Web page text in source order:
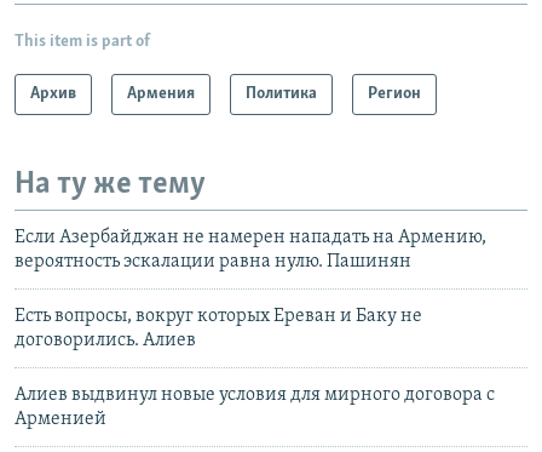
This item is part of
Архив Армения Политика Регион
На ту же тему
Если Азербайджан не намерен нападать на Армению,
вероятность эскалации равна нулю. Пашинян
Есть вопросы, вокруг которых Ереван и Баку не
договорились. Алиев
Алиев выдвинул новые условия для мирного договора с
Арменией